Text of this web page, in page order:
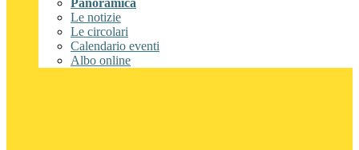
Panoramica
Le notizie
Le circolari
Calendario eventi
Albo online